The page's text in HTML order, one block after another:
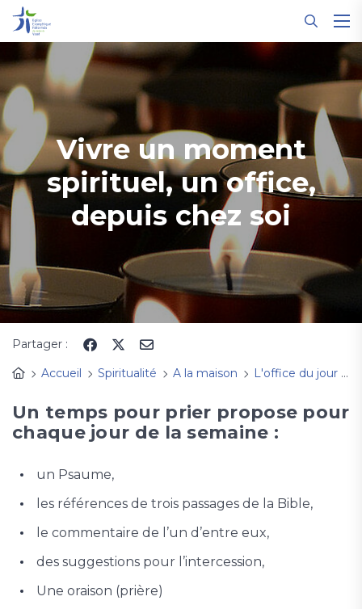
Vivre un moment
spirituel, un office,
depuis chez soi
Partager :
Accueil
Spiritualité A la maison L'office du jour avec "Un temps pour prier"
Un temps pour prier propose pour
chaque jour de la semaine :
un Psaume,
les références de trois passages de la Bible,
le commentaire de l’un d’entre eux,
des suggestions pour l’intercession,
Une oraison (prière)
Panneau de gestion des cookies